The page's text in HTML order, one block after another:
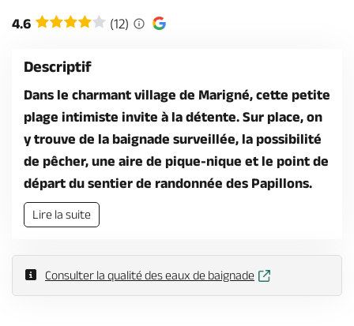
Brochures & Cartes Offices de tourisme Comment venir ? Ecrivez-nous
4.6 (12)
Descriptif
Dans le charmant village de Marigné, cette petite
plage intimiste invite à la détente. Sur place, on
y trouve de la baignade surveillée, la possibilité
de pêcher, une aire de pique-nique et le point de
départ du sentier de randonnée des Papillons.
Lire la suite
Consulter la qualité des eaux de baignade